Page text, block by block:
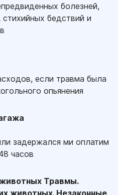
болезней,
бедствий и
если травма была
опьянения
задержался ми оплатим
часов
Травмы.
животных. Незаконные